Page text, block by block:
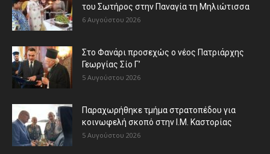
του Σωτήρος στην Παναγία τη Μηλιώτισσα
6 Αυγούστου 2026
Στο Φανάρι προσεχώς ο νέος Πατριάρχης
Γεωργίας Σίο Γ’
5 Αυγούστου 2026
Παραχωρήθηκε τμήμα στρατοπέδου για
κοινωφελή σκοπό στην Ι.Μ. Καστορίας
5 Αυγούστου 2026